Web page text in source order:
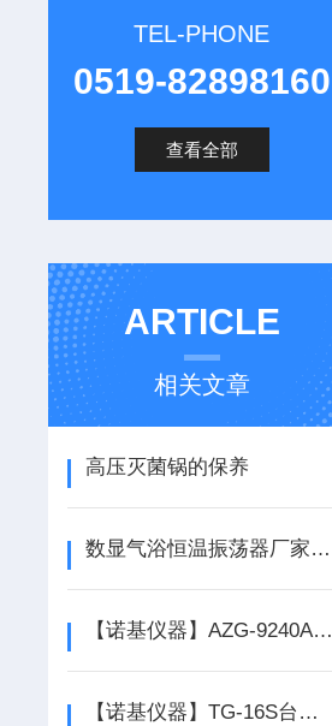
TEL-PHONE
0519-82898160
查看全部
ARTICLE
相关文章
高压灭菌锅的保养
数显气浴恒温振荡器厂家技术资料
【诺基仪器】AZG-9240A立式鼓风干燥箱*
【诺基仪器】TG-16S台式微量高速离心机专业生产厂家